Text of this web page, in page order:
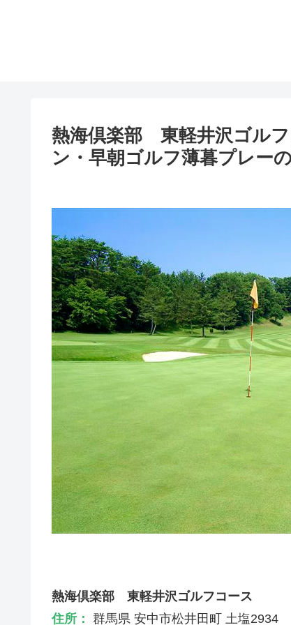
熱海倶楽部 東軽井沢ゴルフ
ン・早朝ゴルフ薄暮プレー
熱海倶楽部 東軽井沢ゴルフコース
住所： 群馬県 安中市松井田町 土塩2934